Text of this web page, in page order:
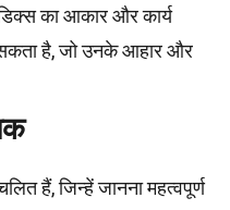
का आकार और कार्य
सकता है, जो उनके आहार और
हैं, जिन्हें जानना महत्वपूर्ण